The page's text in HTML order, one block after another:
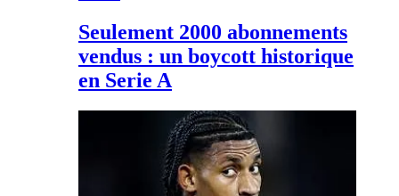
Seulement 2000 abonnements
vendus : un boycott historique
en Serie A